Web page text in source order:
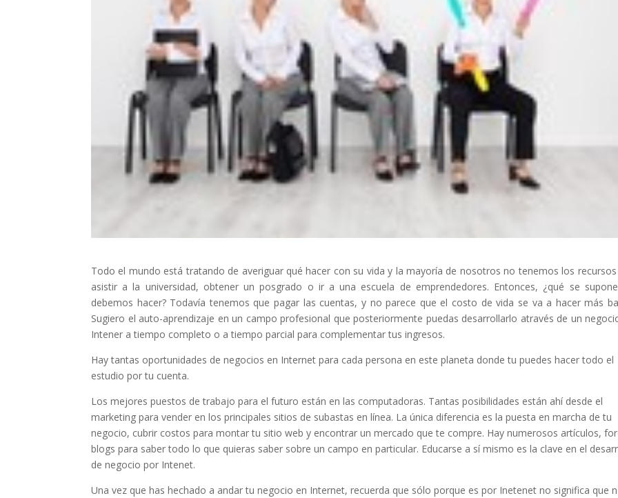
Todo el mundo está tratando de averiguar qué hacer con su vida y la mayoría de nosotros no tenemos los
asistir a la universidad, obtener un posgrado o ir a una escuela de emprendedores. Entonces, ¿qué se
debemos hacer? Todavía tenemos que pagar las cuentas, y no parece que el costo de vida se va a hacer más
Sugiero el auto-aprendizaje en un campo profesional que posteriormente puedas desarrollarlo através de un
Intener a tiempo completo o a tiempo parcial para complementar tus ingresos.
Hay tantas oportunidades de negocios en Internet para cada persona en este planeta donde tu puedes hacer todo el
estudio por tu cuenta.
Los mejores puestos de trabajo para el futuro están en las computadoras. Tantas posibilidades están ahí desde el
marketing para vender en los principales sitios de subastas en línea. La única diferencia es la puesta en marcha de tu
negocio, cubrir costos para montar tu sitio web y encontrar un mercado que te compre. Hay numerosos artículos,
blogs para saber todo lo que quieras saber sobre un campo en particular. Educarse a sí mismo es la clave en el
de negocio por Intenet.
Una vez que has hechado a andar tu negocio en Internet, recuerda que sólo porque es por Inetenet no significa que